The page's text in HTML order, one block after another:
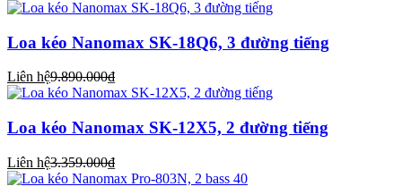
Loa kéo Nanomax SK-18Q6, 3 đường tiếng
Liên hệ9.890.000₫
Loa kéo Nanomax SK-12X5, 2 đường tiếng
Liên hệ3.359.000₫